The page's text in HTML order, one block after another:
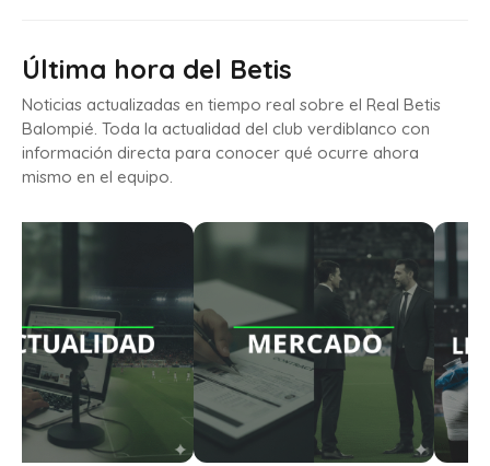
Última hora del Betis
Noticias actualizadas en tiempo real sobre el Real Betis
Balompié. Toda la actualidad del club verdiblanco con
información directa para conocer qué ocurre ahora
mismo en el equipo.